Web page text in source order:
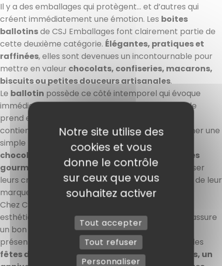
Il y a des emballages qui protègent… et d’autres qui
créent immédiatement une émotion. Les boites
ballotinsde CSJ Emballages font clairement partie de
cette deuxième catégorie. Élégantes, pratiques et
raffinées, elles sont devenues un incontournable pour
mettre en valeur chocolats, confiseries, macarons,
biscuits ou petites douceurs artisanales.
Le ballotin possède ce côté intemporel qui évoque
immédiatement le cadeau gourmand. Dès qu’on le
prend en main, il donne envie de découvrir ce qu’il
contient. C’est justement tout l’intérêt : transformer une
simple boîte en véritable expérience. Pour les
chocolatiers, pâtissiers, traiteurs ou boutiques
gourmandes
, c’est un excellent moyen de valoriser
leurs créations et de renforcer l’image qualitative de leur
marque.
Chez CSJ Emballages, les
esthétique et praticité. Leur structure en
assure
un bon maintien des produits tout en offrant une
présentation propre et soignée. Que ce soit pour les
fêtes de fin d’année, la Saint-Valentin, Pâques, un
Notre site utilise des
cookies et vous
donne le contrôle
sur ceux que vous
souhaitez activer
Tout accepter
Tout refuser
Personnaliser